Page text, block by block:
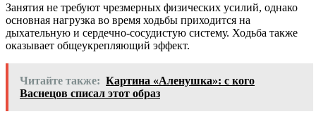
Занятия не требуют чрезмерных физических усилий, однако
основная нагрузка во время ходьбы приходится на
дыхательную и сердечно-сосудистую систему. Ходьба также
оказывает общеукрепляющий эффект.
Читайте также: Картина «Аленушка»: с кого
Васнецов списал этот образ